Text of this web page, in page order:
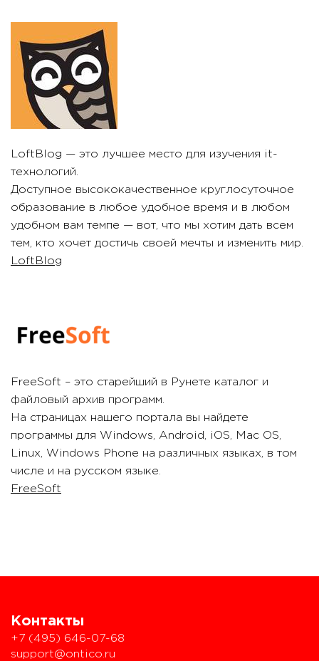
LoftBlog — это лучшее место для изучения it-
технологий.
Доступное высококачественное круглосуточное
образование в любое удобное время и в любом
удобном вам темпе — вот, что мы хотим дать всем
тем, кто хочет достичь своей мечты и изменить мир.
LoftBlog
FreeSoft – это старейший в Рунете каталог и
файловый архив программ.
На страницах нашего портала вы найдете
программы для Windows, Android, iOS, Mac OS,
Linux, Windows Phone на различных языках, в том
числе и на русском языке.
FreeSoft
Контакты
+7 (495) 646-07-68
support@ontico.ru